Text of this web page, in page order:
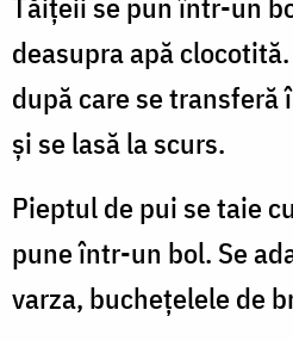
deasupra apă
după care se
și se lasă la scurs.
Pieptul de pui se taie
pune într-un bol. Se
varza, buchețelele de